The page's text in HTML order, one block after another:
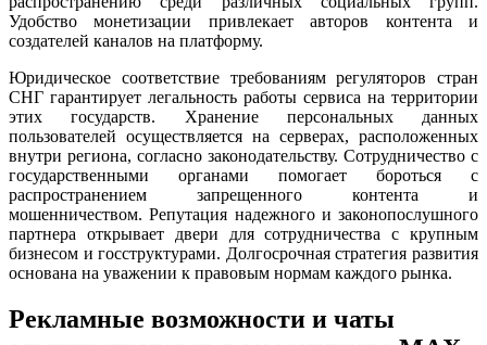
Удобство монетизации привлекает авторов контента и
создателей каналов на платформу.
Юридическое соответствие требованиям регуляторов стран
СНГ гарантирует легальность работы сервиса на территории
этих государств. Хранение персональных данных
пользователей осуществляется на серверах, расположенных
внутри региона, согласно законодательству. Сотрудничество с
государственными органами помогает бороться с
распространением запрещенного контента и
мошенничеством. Репутация надежного и законопослушного
партнера открывает двери для сотрудничества с крупным
бизнесом и госструктурами. Долгосрочная стратегия развития
основана на уважении к правовым нормам каждого рынка.
Рекламные возможности и чаты